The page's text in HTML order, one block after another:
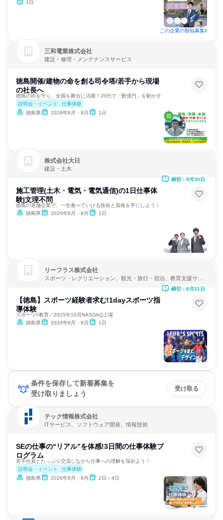
1日
この企業の類似募集
三和電業株式会社
建設・修理・メンテナンスサービス
徳島開催/建物の命を創る司令塔/若手から現場
の社長へ
徳島の街を守り、全国を舞台に活躍！20代で「数億円」を動かす
説明会・イベント
仕事体験
徳島県
2026年8月・9月 1日
株式会社大日
建設・土木
施工管理(土木・電気・電気通信)の1日仕事体
験|文理不問
徳島の老舗企業で、一生食べていける技術と資格を手にしよう！
徳島県
2026年8月・9月 1日
締切：9月30日
リーフラス株式会社
スポーツ・レクリエーション、観光・旅行・宿泊、教育支援サー
【徳島】スポーツ経験者求む!1dayスポーツ指
導体験
スポーツ×教育／2025年10月NASDAQ上場
徳島県
2026年8月・9月 1日
締切：8月31日
条件を保存して新着募集を
受け取りましょう
受け取る
テック情報株式会社
ITサービス、ソフトウェア開発、情報技術
SEの仕事の“リアル”を体感!3日間の仕事体験プ
ログラム
若手社員とたっぷり交流しながら仕事への理解を深めよう！
説明会・イベント
仕事体験
徳島県
2026年8月・9月 2日～4日